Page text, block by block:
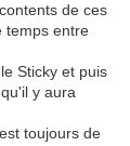
de ces
temps entre
Sticky et puis
y aura
toujours de